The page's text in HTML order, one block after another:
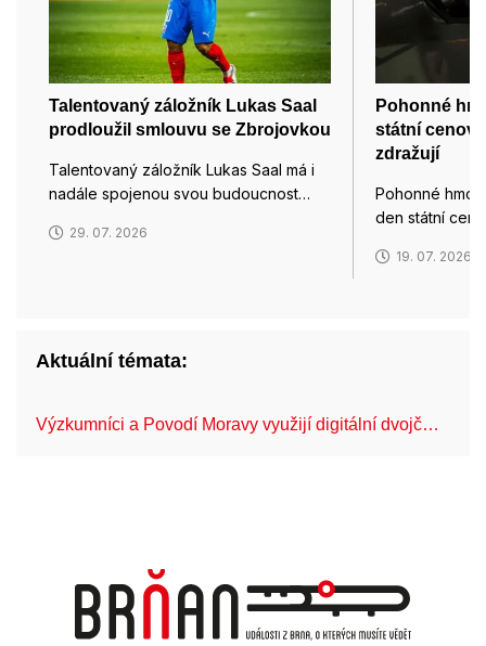
Talentovaný záložník Lukas Saal
prodloužil smlouvu se Zbrojovkou
Talentovaný záložník Lukas Saal má i
nadále spojenou svou budoucnost…
29. 07. 2026
Pohonné
státní
zdražují
Pohonné
den státní
19. 07. 2026
Aktuální témata:
Výzkumníci a Povodí Moravy využijí digitální dvojč…